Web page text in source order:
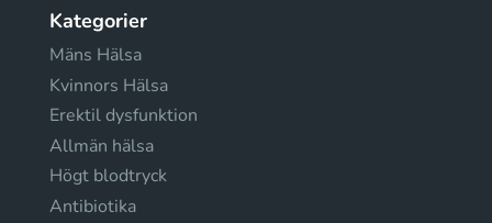
Kategorier
Mäns Hälsa
Kvinnors Hälsa
Erektil dysfunktion
Allmän hälsa
Högt blodtryck
Antibiotika